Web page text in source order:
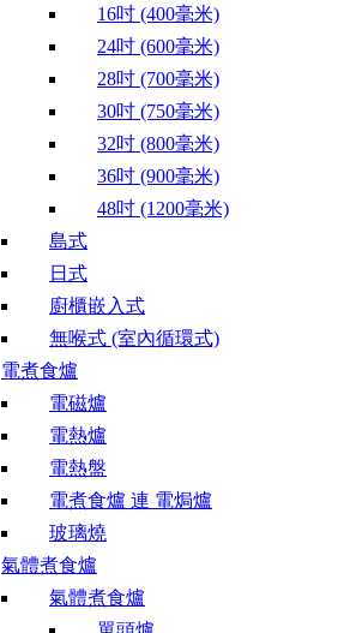
16吋 (400毫米)
24吋 (600毫米)
28吋 (700毫米)
30吋 (750毫米)
32吋 (800毫米)
36吋 (900毫米)
48吋 (1200毫米)
島式
日式
廚櫃嵌入式
無喉式 (室內循環式)
電煮食爐
電磁爐
電熱爐
電熱盤
電煮食爐 連 電焗爐
玻璃燒
氣體煮食爐
氣體煮食爐